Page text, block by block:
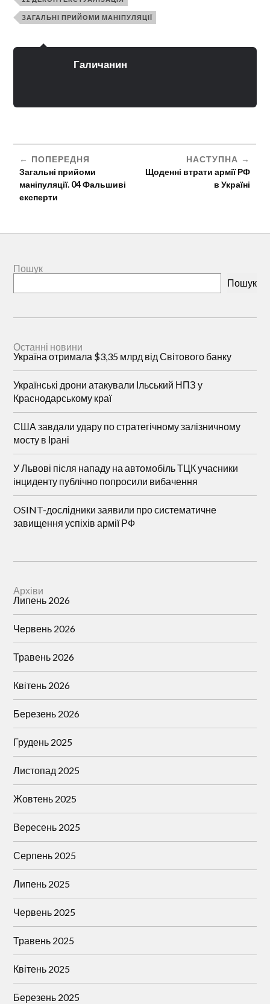
ЗАГАЛЬНІ ПРИЙОМИ МАНІПУЛЯЦІЇ
Галичанин
ПОПЕРЕДНЯ
Загальні прийоми
маніпуляції. 04 Фальшиві
експерти
НАСТУПНА
Щоденні втрати армії РФ
в Україні
Пошук
Пошук
Останні новини
Україна отримала $3,35 млрд від Світового банку
Українські дрони атакували Ільський НПЗ у
Краснодарському краї
США завдали удару по стратегічному залізничному
мосту в Ірані
У Львові після нападу на автомобіль ТЦК учасники
інциденту публічно попросили вибачення
OSINT-дослідники заявили про систематичне
завищення успіхів армії РФ
Архіви
Липень 2026
Червень 2026
Травень 2026
Квітень 2026
Березень 2026
Грудень 2025
Листопад 2025
Жовтень 2025
Вересень 2025
Серпень 2025
Липень 2025
Червень 2025
Травень 2025
Квітень 2025
Березень 2025